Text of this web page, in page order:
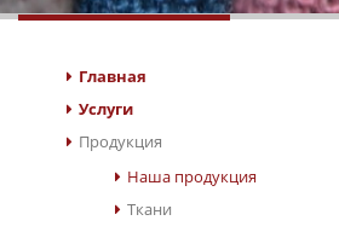
Главная
Услуги
Продукция
Наша продукция
Ткани